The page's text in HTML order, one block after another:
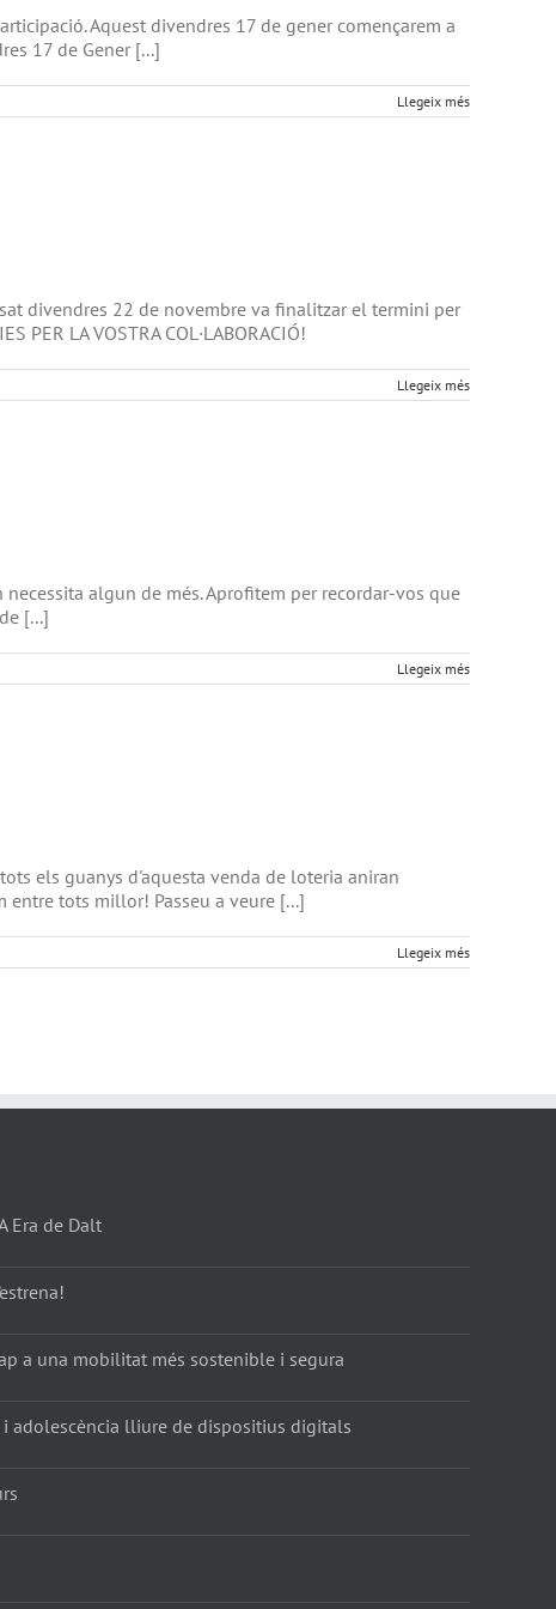
Aquest divendres 17 de gener començarem a
17 de Gener [...]
Llegeix més
divendres 22 de novembre va finalitzar el termini per
LA VOSTRA COL·LABORACIÓ!
Llegeix més
algun de més. Aprofitem per recordar-vos que
[...]
Llegeix més
els guanys d'aquesta venda de loteria aniran
tots millor! Passeu a veure [...]
Llegeix més
Era de Dalt
a una mobilitat més sostenible i segura
i adolescència lliure de dispositius digitals